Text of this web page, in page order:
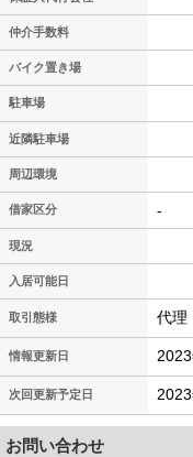
仲介手数料
バイク置き場
駐車場
近隣駐車場
周辺環境
借家区分 -
現況
入居可能日
取引態様 代理
情報更新日
次回更新予定日
お問い合わせ